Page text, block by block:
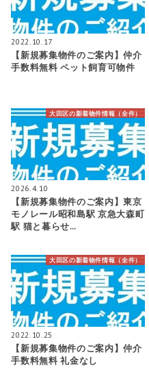
2022.10.17
【新規募集物件のご案内】仲介
手数料無料 ペット飼育可物件
大田区の新着物件情報（全件）
2026.4.10
【新規募集物件のご案内】東京
モノレール昭和島駅 京急大森町
駅 猫と暮らせ…
大田区の新着物件情報（全件）
2022.10.25
【新規募集物件のご案内】仲介
手数料無料 礼金なし